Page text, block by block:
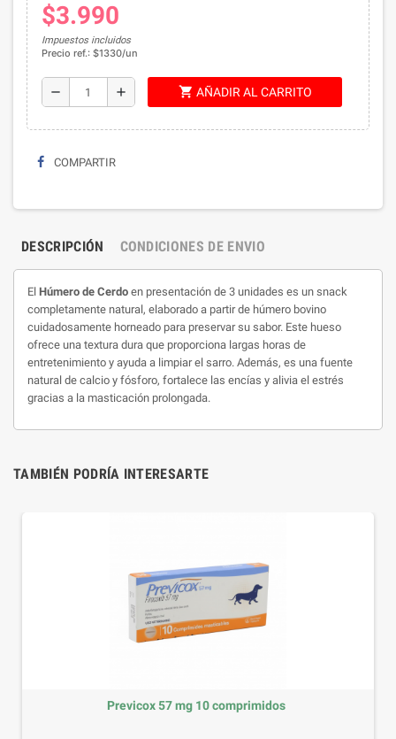
$3.990
Impuestos incluidos
Precio ref.: $1330/un
remove add shopping_cart AÑADIR AL CARRITO
COMPARTIR
DESCRIPCIÓN CONDICIONES DE ENVIO
El Húmero de Cerdo en presentación de 3 unidades es un snack
completamente natural, elaborado a partir de húmero bovino
cuidadosamente horneado para preservar su sabor. Este hueso
ofrece una textura dura que proporciona largas horas de
entretenimiento y ayuda a limpiar el sarro. Además, es una fuente
natural de calcio y fósforo, fortalece las encías y alivia el estrés
gracias a la masticación prolongada.
TAMBIÉN PODRÍA INTERESARTE
Previcox 57 mg 10 comprimidos